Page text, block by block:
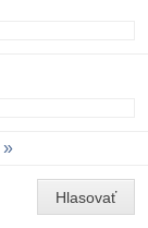
Hlasovať